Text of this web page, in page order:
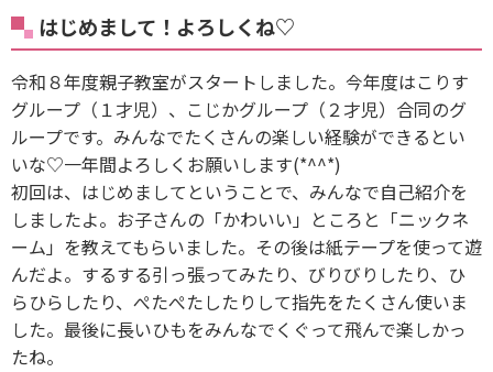
はじめまして！よろしくね♡
令和８年度親子教室がスタートしました。今年度はこりす
グループ（１才児）、こじかグループ（２才児）合同のグ
ループです。みんなでたくさんの楽しい経験ができるとい
いな♡一年間よろしくお願いします(*^^*)
初回は、はじめましてということで、みんなで自己紹介を
しましたよ。お子さんの「かわいい」ところと「ニックネ
ーム」を教えてもらいました。その後は紙テープを使って遊
んだよ。するする引っ張ってみたり、びりびりしたり、ひ
らひらしたり、ぺたぺたしたりして指先をたくさん使いま
した。最後に長いひもをみんなでくぐって飛んで楽しかっ
たね。